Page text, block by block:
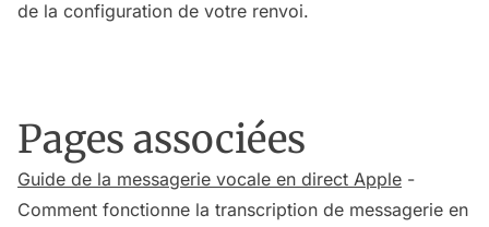
de la configuration de votre renvoi.
Pages associées
Guide de la messagerie vocale en direct Apple -
Comment fonctionne la transcription de messagerie en